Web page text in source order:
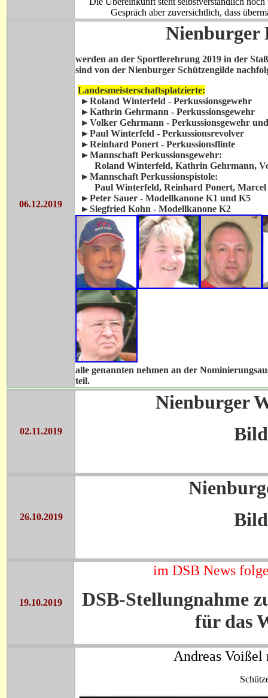
Gespräch aber zuversichtlich, dass
06.12.2019
Nienburger
werden an der Sportlerehrung 2019 in der
sind von der Nienburger Schützengilde
Landesmeisterschaftsplatzierte:
►Roland Winterfeld - Perkussionsgewehr
►Kathrin Gehrmann - Perkussionsgewehr
►Volker Gehrmann - Perkussionsgewehr
►Paul Winterfeld - Perkussionsrevolver
►Reinhard Ponert - Perkussionsflinte
►Mannschaft Perkussionsgewehr:
Roland Winterfeld, Kathrin Gehrmann,
►Mannschaft Perkussionspistole:
Paul Winterfeld, Reinhard Ponert,
►Peter Sauer - Modellkanone K1 und K5
►Siegfried Kohn - Modellkanone K2
alle genannten nehmen an der
teil.
02.11.2019
Nienburger
26.10.2019
19.10.2019
im DSB News
DSB-Stellungnahme
für das
Andreas Voißel